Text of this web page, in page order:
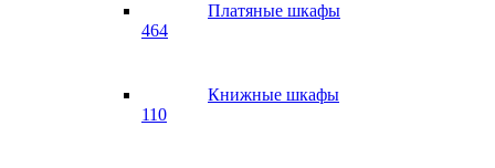
Платяные шкафы
464
Книжные шкафы
110